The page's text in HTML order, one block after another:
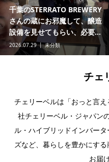
千葉のSTERRATO BREWERY
さんの蔵にお邪魔して、醸造
設備を見せてもらい、必要...
2026.07.29 未分類
チェ
チェリーベルは「おっと言
社チェリーベル・ジャパン
ル・ハイブリッドインバー
ズなど、暮らしを豊かにす
お届